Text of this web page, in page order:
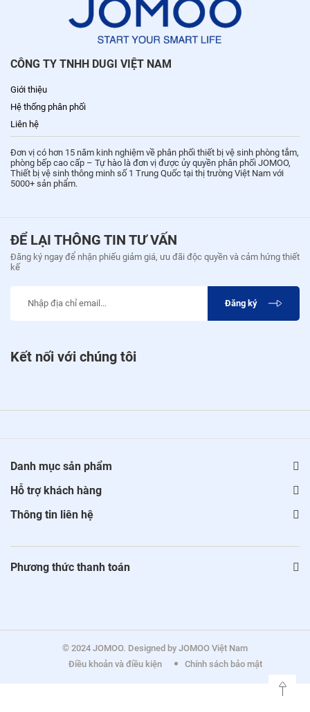
CÔNG TY TNHH DUGI VIỆT NAM
Giới thiệu
Hệ thống phân phối
Liên hệ
Đơn vị có hơn 15 năm kinh nghiệm về phân phối thiết bị vệ sinh phòng tắm,
phòng bếp cao cấp – Tự hào là đơn vị được ủy quyền phân phối JOMOO,
Thiết bị vệ sinh thông minh số 1 Trung Quốc tại thị trường Việt Nam với
5000+ sản phẩm.
ĐỂ LẠI THÔNG TIN TƯ VẤN
Đăng ký ngay để nhận phiếu giảm giá, ưu đãi độc quyền và cảm hứng thiết
kế
Đăng ký
Kết nối với chúng tôi
Danh mục sản phẩm
Hỗ trợ khách hàng
Thông tin liên hệ
Phương thức thanh toán
© 2024 JOMOO. Designed by JOMOO Việt Nam
Điều khoản và điều kiện
Chính sách bảo mật